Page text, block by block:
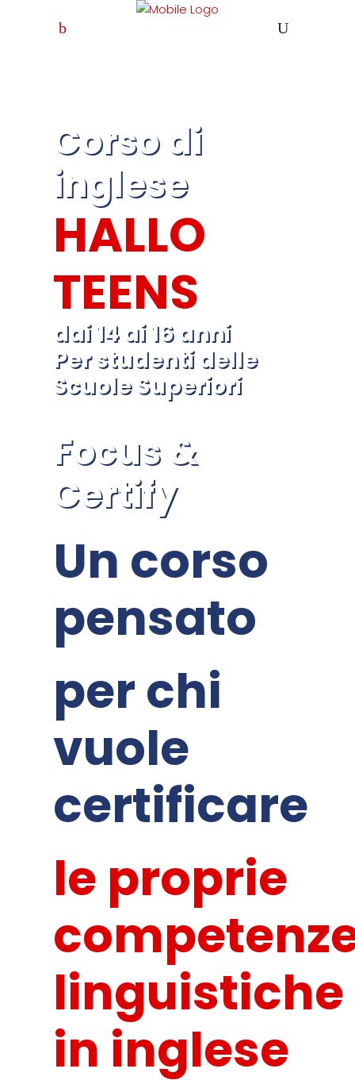
Corso di
inglese
HALLO
TEENS
dai 14 ai 16 anni
Per studenti delle
Scuole Superiori
Focus &
Certify
Un corso
pensato
per chi
vuole
certificare
le proprie
linguistiche
in inglese